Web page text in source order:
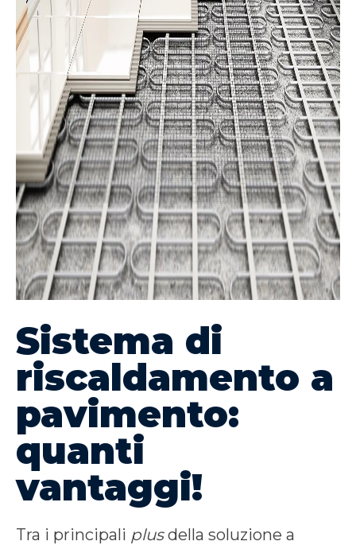
Sistema di
riscaldamento a
pavimento:
quanti
vantaggi!
Tra i principali plusdella soluzione a